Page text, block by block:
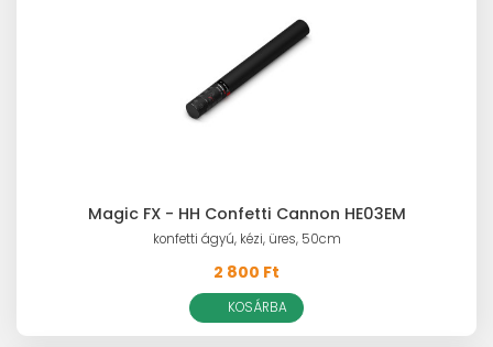
Magic FX - HH Confetti Cannon HE03EM
konfetti ágyú, kézi, üres, 50cm
2 800 Ft
KOSÁRBA